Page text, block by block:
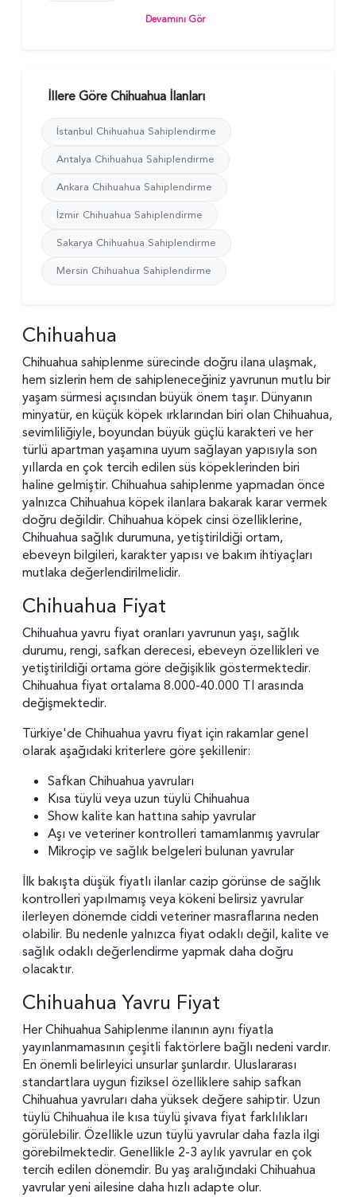
Devamını Gör
İllere Göre Chihuahua İlanları
İstanbul Chihuahua Sahiplendirme
Antalya Chihuahua Sahiplendirme
Ankara Chihuahua Sahiplendirme
İzmir Chihuahua Sahiplendirme
Sakarya Chihuahua Sahiplendirme
Mersin Chihuahua Sahiplendirme
Chihuahua
Chihuahua sahiplenme sürecinde doğru ilana ulaşmak,
hem sizlerin hem de sahipleneceğiniz yavrunun mutlu bir
yaşam sürmesi açısından büyük önem taşır. Dünyanın
minyatür, en küçük köpek ırklarından biri olan Chihuahua,
sevimliliğiyle, boyundan büyük güçlü karakteri ve her
türlü apartman yaşamına uyum sağlayan yapısıyla son
yıllarda en çok tercih edilen süs köpeklerinden biri
haline gelmiştir. Chihuahua sahiplenme yapmadan önce
yalnızca Chihuahua köpek ilanlara bakarak karar vermek
doğru değildir. Chihuahua köpek cinsi özelliklerine,
Chihuahua sağlık durumuna, yetiştirildiği ortam,
ebeveyn bilgileri, karakter yapısı ve bakım ihtiyaçları
mutlaka değerlendirilmelidir.
Chihuahua Fiyat
Chihuahua yavru fiyat oranları yavrunun yaşı, sağlık
durumu, rengi, safkan derecesi, ebeveyn özellikleri ve
yetiştirildiği ortama göre değişiklik göstermektedir.
Chihuahua fiyat ortalama 8.000-40.000 Tl arasında
değişmektedir.
Türkiye'de Chihuahua yavru fiyat için rakamlar genel
olarak aşağıdaki kriterlere göre şekillenir:
Safkan Chihuahua yavruları
Kısa tüylü veya uzun tüylü Chihuahua
Show kalite kan hattına sahip yavrular
Aşı ve veteriner kontrolleri tamamlanmış yavrular
Mikroçip ve sağlık belgeleri bulunan yavrular
İlk bakışta düşük fiyatlı ilanlar cazip görünse de sağlık
kontrolleri yapılmamış veya kökeni belirsiz yavrular
ilerleyen dönemde ciddi veteriner masraflarına neden
olabilir. Bu nedenle yalnızca fiyat odaklı değil, kalite ve
sağlık odaklı değerlendirme yapmak daha doğru
olacaktır.
Chihuahua Yavru Fiyat
Her Chihuahua Sahiplenme ilanının aynı fiyatla
yayınlanmamasının çeşitli faktörlere bağlı nedeni vardır.
En önemli belirleyici unsurlar şunlardır. Uluslararası
standartlara uygun fiziksel özelliklere sahip safkan
Chihuahua yavruları daha yüksek değere sahiptir. Uzun
tüylü Chihuahua ile kısa tüylü şivava fiyat farklılıkları
görülebilir. Özellikle uzun tüylü yavrular daha fazla ilgi
görebilmektedir. Genellikle 2-3 aylık yavrular en çok
tercih edilen dönemdir. Bu yaş aralığındaki Chihuahua
yavrular yeni ailesine daha hızlı adapte olur.